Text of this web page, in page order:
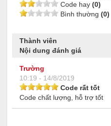
Code hay (0)
Bình thường (0)
Thành viên
Nội dung đánh giá
Trường
10:19 - 14/8/2019
Code rất tốt
Code chất lượng, hỗ trợ tốt